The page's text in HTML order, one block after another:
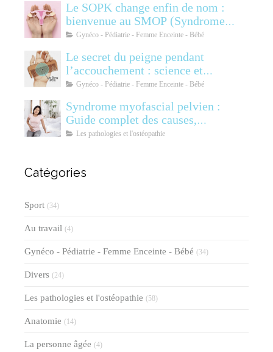
Le SOPK change enfin de nom :
bienvenue au SMOP (Syndrome
Métabolique Ovarien
Gynéco - Pédiatrie - Femme Enceinte - Bébé
Le secret du peigne pendant
l’accouchement : science et
soulagement
Gynéco - Pédiatrie - Femme Enceinte - Bébé
Syndrome myofascial pelvien :
Guide complet des causes,
symptômes, diagnostic et
Les pathologies et l'ostéopathie
Catégories
Sport (34)
Au travail (4)
Gynéco - Pédiatrie - Femme Enceinte - Bébé (34)
Divers (24)
Les pathologies et l'ostéopathie (58)
Anatomie (14)
La personne âgée (4)